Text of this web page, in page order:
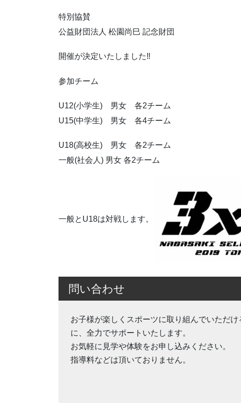
特別協賛
公益財団法人 松園尚巳 記念財団
開催が決定いたしました‼️
参加チーム
U12(小学生) 男女 各2チーム
U15(中学生) 男女 各4チーム
U18(高校生) 男女 各2チーム
一般(社会人) 男女 各2チーム
一般とU18は対戦します。
問い合わせ
お子様が楽しくスポーツに取り組んでいただけ
に、全力でサポートいたします。
お気軽に見学や体験をお申し込みください。
指導料などは頂いておりません。